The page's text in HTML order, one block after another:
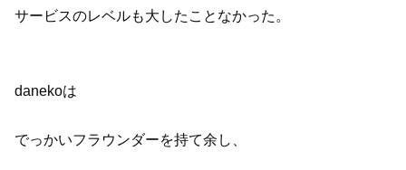
サービスのレベルも大したことなかった。
danekoは
でっかいフラウンダーを持て余し、